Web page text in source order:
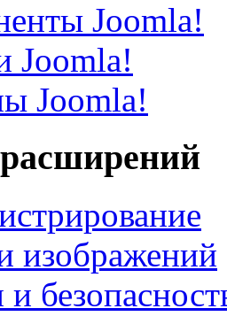
Joomla!
Joomla!
Joomla!
изображений